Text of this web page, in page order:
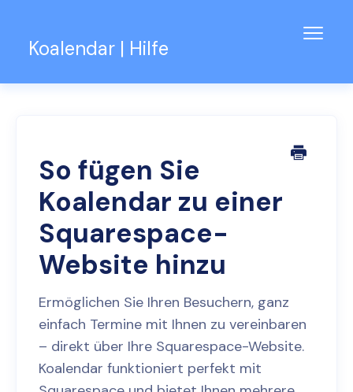
Koalendar | Hilfe
Kontakt
So fügen Sie
Koalendar zu einer
Squarespace-
Website hinzu
Ermöglichen Sie Ihren Besuchern, ganz
einfach Termine mit Ihnen zu vereinbaren
– direkt über Ihre Squarespace-Website.
Koalendar funktioniert perfekt mit